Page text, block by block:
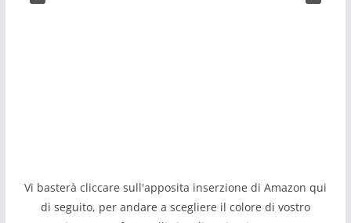
Vi basterà cliccare sull'apposita inserzione di Amazon qui
di seguito, per andare a scegliere il colore di vostro